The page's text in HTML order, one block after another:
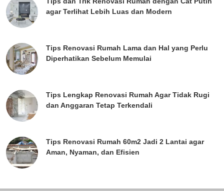
agar Terlihat Lebih Luas dan Modern
Tips Renovasi Rumah Lama dan Hal yang Perlu
Diperhatikan Sebelum Memulai
Tips Lengkap Renovasi Rumah Agar Tidak Rugi
dan Anggaran Tetap Terkendali
Tips Renovasi Rumah 60m2 Jadi 2 Lantai agar
Aman, Nyaman, dan Efisien